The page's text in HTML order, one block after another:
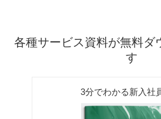
各種サービス資料が無料ダ
す
3分でわかる新入社